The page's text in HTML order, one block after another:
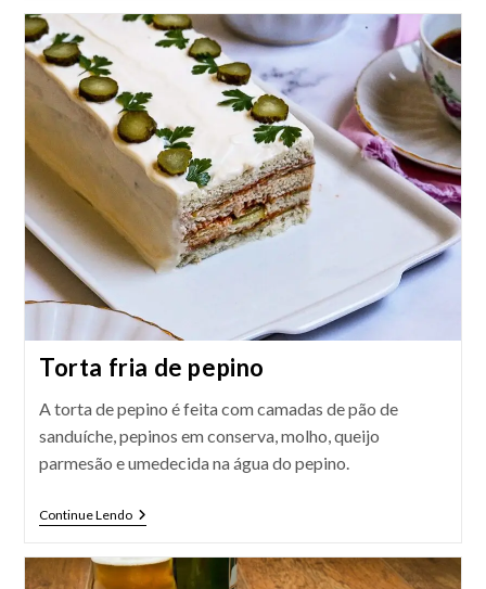
Da
Roça
Caetê
Torta fria de pepino
A torta de pepino é feita com camadas de pão de
sanduíche, pepinos em conserva, molho, queijo
parmesão e umedecida na água do pepino.
Continue LendoTorta
Fria
Pepino